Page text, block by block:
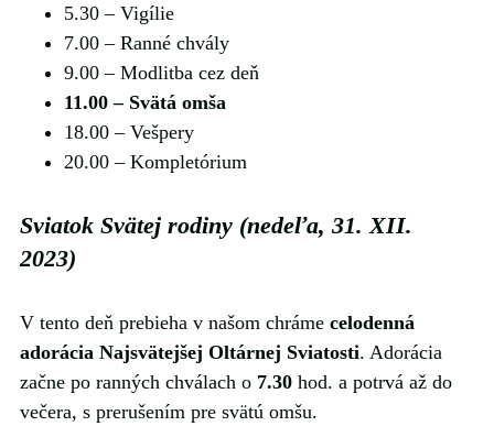
5.30 ‒ Vigílie
7.00 ‒ Ranné chvály
9.00 ‒ Modlitba cez deň
11.00 ‒ Svätá omša
18.00 ‒ Vešpery
20.00 ‒ Kompletórium
Sviatok Svätej rodiny (nedeľa, 31. XII.
2023)
V tento deň prebieha v našom chráme celodenná
adorácia Najsvätejšej Oltárnej Sviatosti. Adorácia
začne po ranných chválach o 7.30 hod. a potrvá až do
večera, s prerušením pre svätú omšu.